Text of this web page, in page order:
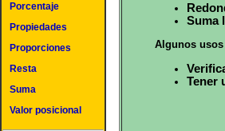
Porcentaje
Propiedades
Proporciones
Resta
Suma
Valor posicional
Suma
Algunos
Tener